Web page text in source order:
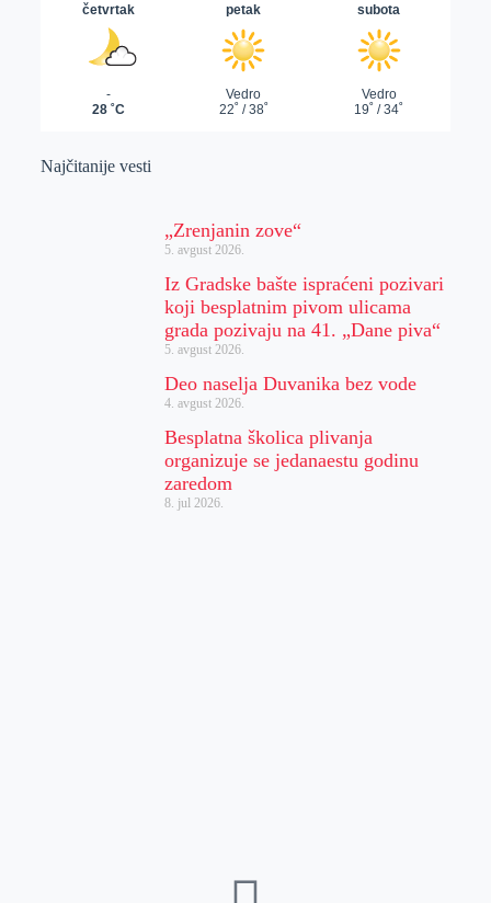
Najčitanije vesti
„Zrenjanin zove“
5. avgust 2026.
Iz Gradske bašte ispraćeni pozivari
koji besplatnim pivom ulicama
grada pozivaju na 41. „Dane piva“
5. avgust 2026.
Deo naselja Duvanika bez vode
4. avgust 2026.
Besplatna školica plivanja
organizuje se jedanaestu godinu
zaredom
8. jul 2026.